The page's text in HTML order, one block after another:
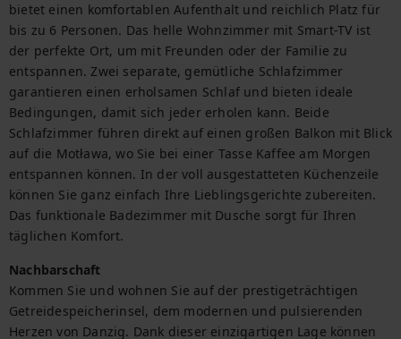
bietet einen komfortablen Aufenthalt und reichlich Platz für
bis zu 6 Personen. Das helle Wohnzimmer mit Smart-TV ist
der perfekte Ort, um mit Freunden oder der Familie zu
entspannen. Zwei separate, gemütliche Schlafzimmer
garantieren einen erholsamen Schlaf und bieten ideale
Bedingungen, damit sich jeder erholen kann. Beide
Schlafzimmer führen direkt auf einen großen Balkon mit Blick
auf die Motława, wo Sie bei einer Tasse Kaffee am Morgen
entspannen können. In der voll ausgestatteten Küchenzeile
können Sie ganz einfach Ihre Lieblingsgerichte zubereiten.
Das funktionale Badezimmer mit Dusche sorgt für Ihren
täglichen Komfort.
Nachbarschaft
Kommen Sie und wohnen Sie auf der prestigeträchtigen
Getreidespeicherinsel, dem modernen und pulsierenden
Herzen von Danzig. Dank dieser einzigartigen Lage können